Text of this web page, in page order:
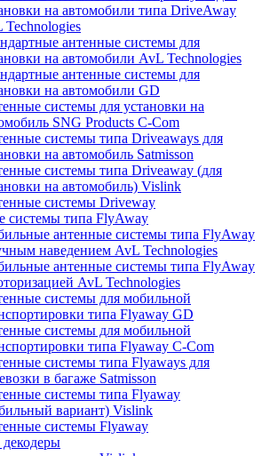
на автомобили типа DriveAway
Technologies
антенные системы для
на автомобили AvL Technologies
антенные системы для
на автомобили GD
системы для установки на
SNG Products C-Com
системы типа Driveaways для
на автомобиль Satmisson
системы типа Driveaway (для
на автомобиль) Vislink
системы Driveway
системы типа FlyAway
антенные системы типа FlyAway
наведением AvL Technologies
антенные системы типа FlyAway
AvL Technologies
системы для мобильной
типа Flyaway GD
системы для мобильной
типа Flyaway C-Com
системы типа Flyaways для
в багаже Satmisson
системы типа Flyaway
вариант) Vislink
системы Flyaway